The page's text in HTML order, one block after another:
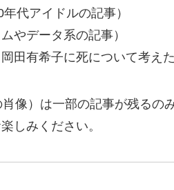
年代アイドルの記事）
ムやデータ系の記事）
岡田有希子に死について考えた
像）は一部の記事が残るの
しみください。